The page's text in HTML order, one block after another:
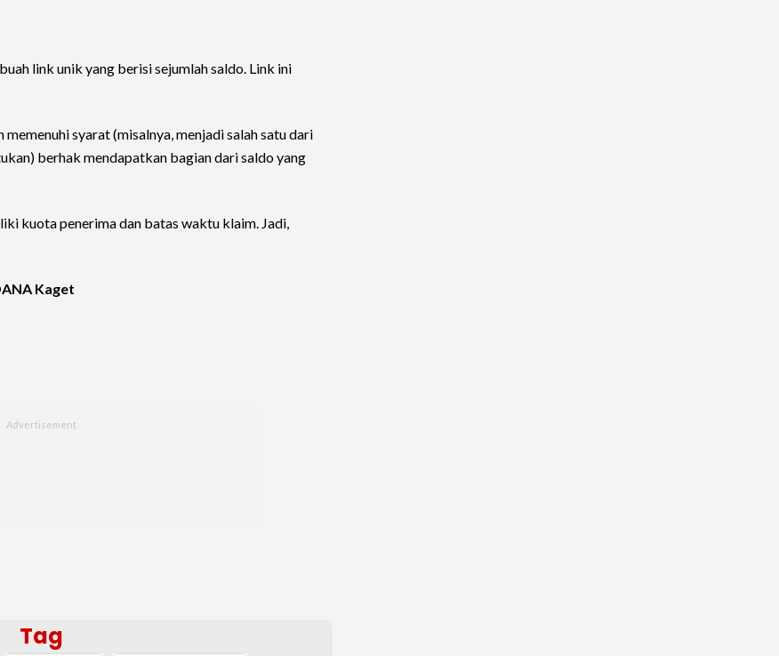
link unik yang berisi sejumlah saldo. Link ini
syarat (misalnya, menjadi salah satu dari
berhak mendapatkan bagian dari saldo yang
kuota penerima dan batas waktu klaim. Jadi,
Kaget
Tag